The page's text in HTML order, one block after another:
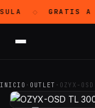
◇ GRATISA
INICIO · OUTLET · OZYX-